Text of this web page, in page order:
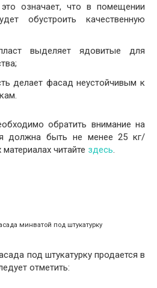
означает, что в помещении
обустроить качественную
выделяет ядовитые для
делает фасад неустойчивым к
обратить внимание на
должна быть не менее 25 кг/
читайте здесь.
минватой под штукатурку
под штукатурку продается в
отметить: